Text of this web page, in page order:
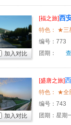
[福之旅]西
编号： 773
团期：
加入对比
[盛唐之旅]
编号： 743
团期：星期
加入对比